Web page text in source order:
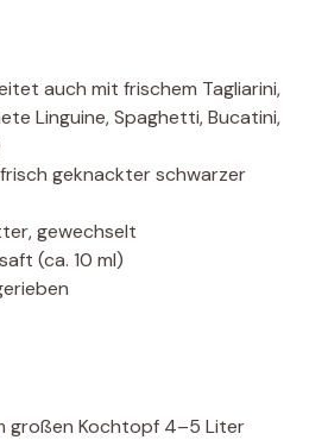
auch mit frischem Tagliarini,
Linguine, Spaghetti, Bucatini,
geknackter schwarzer
gewechselt
(ca. 10 ml)
großen Kochtopf 4–5 Liter